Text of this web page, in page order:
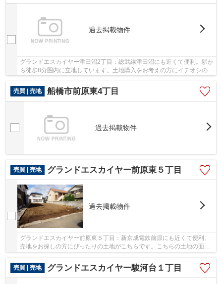
過去掲載物件
グランドエスカイヤー津田沼2丁目：総武線津田沼にも近くて便利。駅か
ら徒歩8分圏内に立地しています。土地購入をお考えの方にイチオシの売
売買 | 売地
船橋市前原東4丁目
過去掲載物件
売買 | 売地 グランドエスカイヤー前原東５丁目
過去掲載物件
グランドエスカイヤー前原東５丁目：新京成電鉄前原にも近くて便利。
売地をお探しの方にぴったりの土地がこちらです。こちらの土地の面積
売買 | 売地
グランドエスカイヤー駿河台１丁目